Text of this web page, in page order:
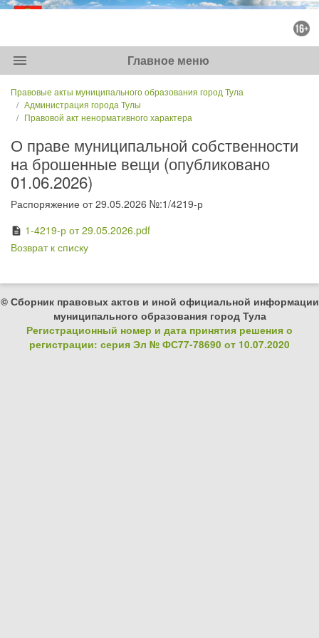
menu Главное меню
Правовые акты муниципального образования город Тула
Администрация города Тулы
Правовой акт ненормативного характера
О праве муниципальной собственности
на брошенные вещи (опубликовано
01.06.2026)
Распоряжение от 29.05.2026 №:1/4219-р
description 1-4219-р от 29.05.2026.pdf
Возврат к списку
© Сборник правовых актов и иной официальной информации
муниципального образования город Тула
Регистрационный номер и дата принятия решения о
регистрации: серия Эл № ФС77-78690 от 10.07.2020